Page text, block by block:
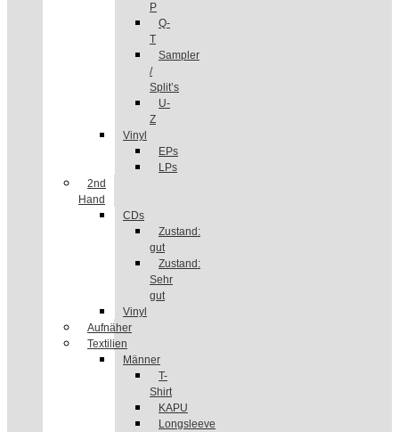
P
Q-
T
Sampler
/
Split’s
U-
Z
Vinyl
EPs
LPs
2nd
Hand
CDs
Zustand:
gut
Zustand:
Sehr
gut
Vinyl
Aufnäher
Textilien
Männer
T-
Shirt
KAPU
Longsleeve